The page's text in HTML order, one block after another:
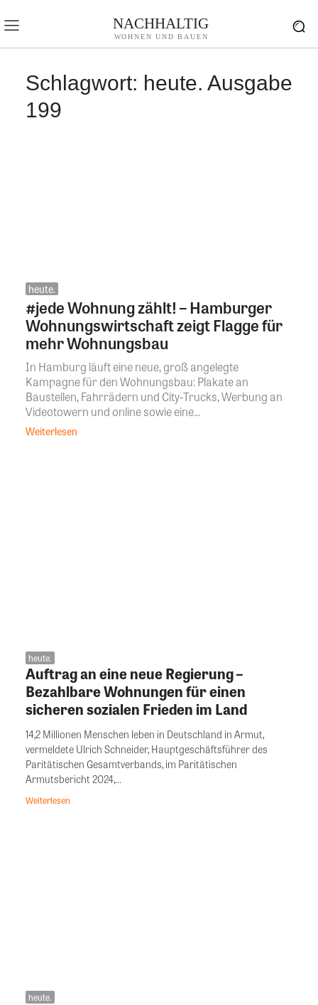
NACHHALTIG
WOHNEN UND BAUEN
Schlagwort: heute. Ausgabe
199
heute.
#jede Wohnung zählt! – Hamburger
Wohnungswirtschaft zeigt Flagge für
mehr Wohnungsbau
In Hamburg läuft eine neue, groß angelegte
Kampagne für den Wohnungsbau: Plakate an
Baustellen, Fahrrädern und City-Trucks, Werbung an
Videotowern und online sowie eine...
Weiterlesen
heute.
Auftrag an eine neue Regierung –
Bezahlbare Wohnungen für einen
sicheren sozialen Frieden im Land
14,2 Millionen Menschen leben in Deutschland in Armut,
vermeldete Ulrich Schneider, Hauptgeschäftsführer des
Paritätischen Gesamtverbands, im Paritätischen
Armutsbericht 2024,...
Weiterlesen
heute.